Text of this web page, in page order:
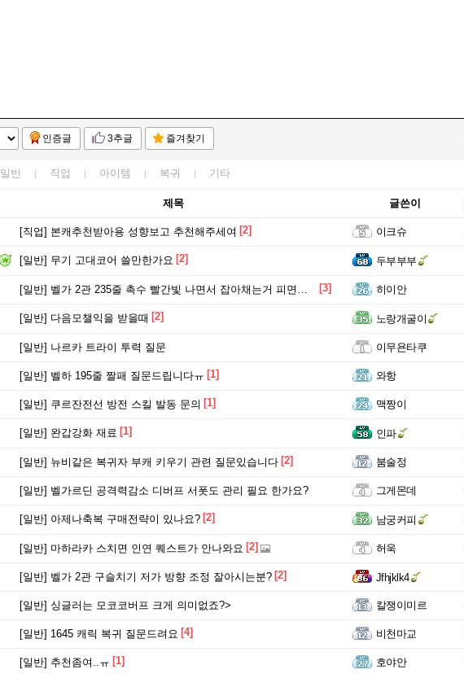
인증글 3추글 즐겨찾기
일반 직업 아이템 복귀 기타
제목 글쓴이
[직업] 본캐추천받아용 성향보고 추천해주세여 [2] 이크슈
[일반] 무기 고대코어 쓸만한가요 [2] 두부부부
[일반] 벨가 2관 235줄 촉수 빨간빛 나면서 잡아채는거 피면도 무시함? [3] 히이안
[일반] 다음모챌익을 받을때 [2] 노랑개굴이
[일반] 나르카 트라이 투력 질문 이무욘타쿠
[일반] 벨하 195줄 짤패 질문드립니다ㅠ [1] 와항
[일반] 쿠르잔전선 방전 스킬 발동 문의 [1] 맥짱이
[일반] 완갑강화 재료 [1] 인파
[일반] 뉴비같은 복귀자 부캐 키우기 관련 질문있습니다 [2] 붐술정
[일반] 벨가르딘 공격력감소 디버프 서폿도 관리 필요 한가요? 그게몬데
[일반] 아제나축복 구매전략이 있나요? [2] 남궁커피
[일반] 마하라카 스치면 인연 퀘스트가 안나와요 [2] 허욱
[일반] 벨가 2관 구슬치기 저가 방향 조정 잘아시는분? [2] Jfhjklk4
[일반] 싱글러는 모코코버프 크게 의미없죠?> 칼쟁이미르
[일반] 1645 캐릭 복귀 질문드려요 [4] 비천마교
[일반] 추천좀여..ㅠ [1] 호야안